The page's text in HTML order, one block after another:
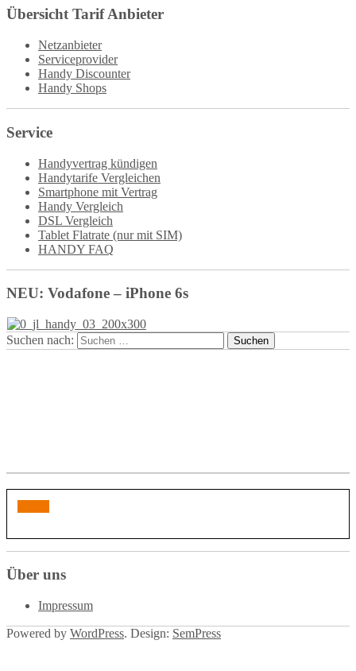
Übersicht Tarif Anbieter
Netzanbieter
Serviceprovider
Handy Discounter
Handy Shops
Service
Handyvertrag kündigen
Handytarife Vergleichen
Smartphone mit Vertrag
Handy Vergleich
DSL Vergleich
Tablet Flatrate (nur mit SIM)
HANDY FAQ
NEU: Vodafone – iPhone 6s
Suchen nach:
Über uns
Impressum
Powered by WordPress. Design: SemPress